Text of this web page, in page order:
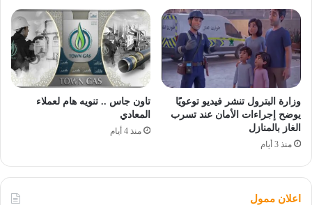
وزارة البترول تنشر فيديو توعويًا
يوضح إجراءات الأمان عند تسرب
الغاز بالمنازل
منذ 3 أيام
تاون جاس .. تنويه هام لعملاء
المعادي
منذ 4 أيام
اعلان ممول